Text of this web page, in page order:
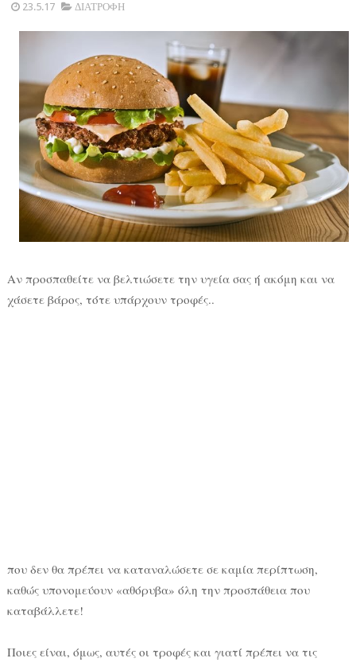
23.5.17 ΔΙΑΤΡΟΦΗ
Αν προσπαθείτε να βελτιώσετε την υγεία σας ή ακόμη και να
χάσετε βάρος, τότε υπάρχουν τροφές..
που δεν θα πρέπει να καταναλώσετε σε καμία περίπτωση,
καθώς υπονομεύουν «αθόρυβα» όλη την προσπάθεια που
καταβάλλετε!
Ποιες είναι, όμως, αυτές οι τροφές και γιατί πρέπει να τις